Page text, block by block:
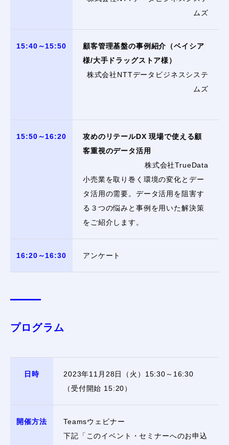
ムズ
15:40～15:50
顧客管理基盤の事例紹介（ベイシア
様/大手ドラッグストア様）
株式会社NTTデータビジネスシステ
ムズ
15:50～16:20
攻めのリテールDX 現場で使える顧
客重視のデータ活用
株式会社TrueData
小売業を取り巻く環境の変化とデー
タ活用の需要。データ活用を阻害す
る３つの悩みと事例を用いた解決策
をご紹介します。
16:20～16:30 アンケート
プログラム
日時
2023年11月28日（火）15:30～16:30
（受付開始 15:20）
開催方法
Teamsウェビナー
下記「このイベント・セミナーへのお申込